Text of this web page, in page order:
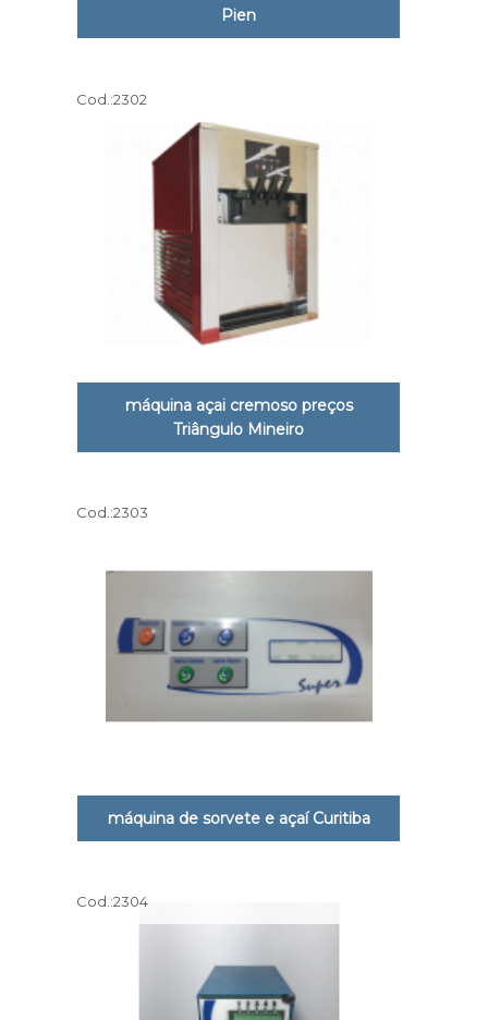
Pien
Cod.:2302
máquina açai cremoso preços
Triângulo Mineiro
Cod.:2303
máquina de sorvete e açaí Curitiba
Cod.:2304